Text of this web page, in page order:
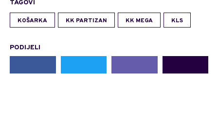
TAGOVI
KOŠARKA KK PARTIZAN KK MEGA KLS
PODIJELI